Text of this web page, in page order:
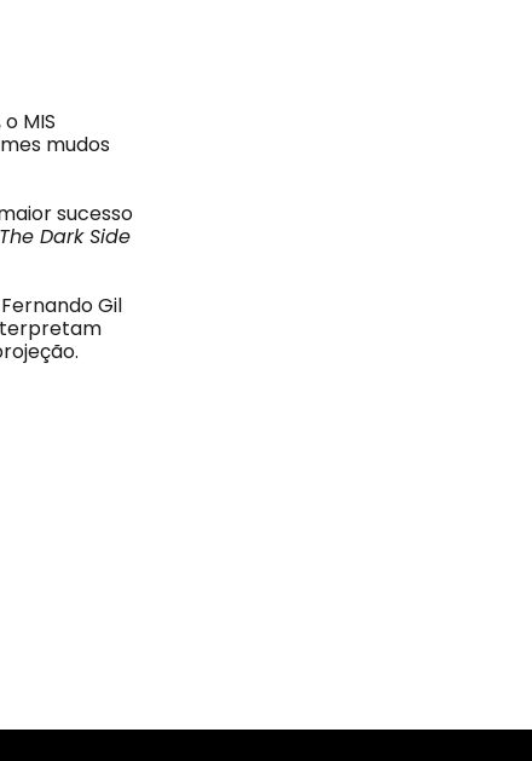
MIS
mudos
sucesso
The Dark Side
Gil